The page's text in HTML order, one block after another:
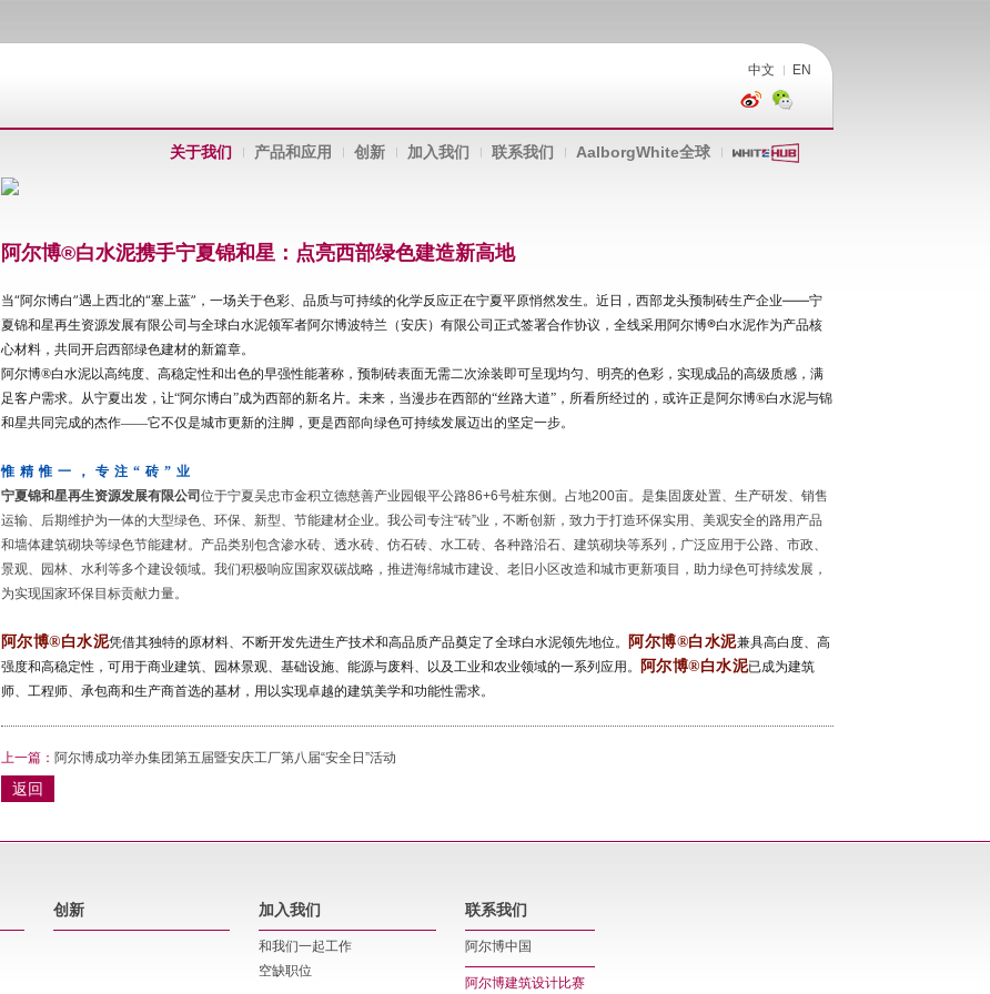
中文 EN
关于我们 产品和应用 创新 加入我们 联系我们 AalborgWhite全球
阿尔博®白水泥携手宁夏锦和星：点亮西部绿色建造新高地
当“阿尔博白”遇上西北的“塞上蓝”，一场关于色彩、品质与可持续的化学反应正在宁夏平原悄然发生。近日，西部龙头预制砖生产企业——宁
夏锦和星再生资源发展有限公司与全球白水泥领军者阿尔博波特兰（安庆）有限公司正式签署合作协议，全线采用阿尔博®白水泥作为产品核
心材料，共同开启西部绿色建材的新篇章。
阿尔博®白水泥以高纯度、高稳定性和出色的早强性能著称，预制砖表面无需二次涂装即可呈现均匀、明亮的色彩，实现成品的高级质感，满
足客户需求。从宁夏出发，让“阿尔博白”成为西部的新名片。未来，当漫步在西部的“丝路大道”，所看所经过的，或许正是阿尔博®白水泥与锦
和星共同完成的杰作——它不仅是城市更新的注脚，更是西部向绿色可持续发展迈出的坚定一步。
惟精惟一，专注“砖”业
宁夏锦和星再生资源发展有限公司 位于宁夏吴忠市金积立德慈善产业园银平公路86+6号桩东侧。占地200亩。是集固废处置、生产研发、销售
运输、后期维护为一体的大型绿色、环保、新型、节能建材企业。我公司专注“砖”业，不断创新，致力于打造环保实用、美观安全的路用产品
和墙体建筑砌块等绿色节能建材。产品类别包含渗水砖、透水砖、仿石砖、水工砖、各种路沿石、建筑砌块等系列，广泛应用于公路、市政、
景观、园林、水利等多个建设领域。我们积极响应国家双碳战略，推进海绵城市建设、老旧小区改造和城市更新项目，助力绿色可持续发展，
为实现国家环保目标贡献力量。
阿尔博®白水泥凭借其独特的原材料、不断开发先进生产技术和高品质产品奠定了全球白水泥领先地位。 阿尔博®白水泥兼具高白度、高
强度和高稳定性，可用于商业建筑、园林景观、基础设施、能源与废料、以及工业和农业领域的一系列应用。
阿尔博®白水泥已成为建筑
师、工程师、承包商和生产商首选的基材，用以实现卓越的建筑美学和功能性需求。
上一篇： 阿尔博成功举办集团第五届暨安庆工厂第八届“安全日”活动
返回
创新 加入我们
和我们一起工作
空缺职位
联系我们
阿尔博中国
阿尔博建筑设计比赛